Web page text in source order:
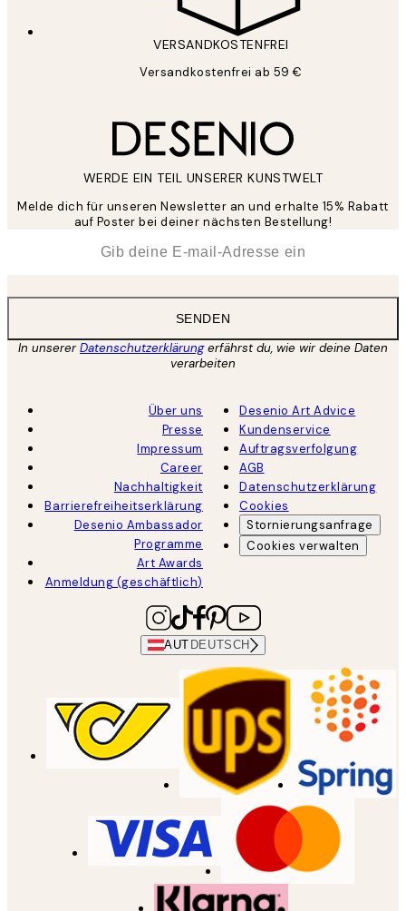
VERSANDKOSTENFREI
Versandkostenfrei ab 59 €
WERDE EIN TEIL UNSERER KUNSTWELT
Melde dich für unseren Newsletter an und erhalte 15% Rabatt
auf Poster bei deiner nächsten Bestellung!
SENDEN
In unsererDatenschutzerklärungerfährst du, wie wir deine Daten
verarbeiten
Über uns
Presse
Impressum
Career
Nachhaltigkeit
Barrierefreiheitserklärung
Desenio Ambassador
Programme
Art Awards
Anmeldung (geschäftlich)
Desenio Art Advice
Kundenservice
Auftragsverfolgung
AGB
Datenschutzerklärung
Cookies
Stornierungsanfrage
Cookies verwalten
AUT DEUTSCH